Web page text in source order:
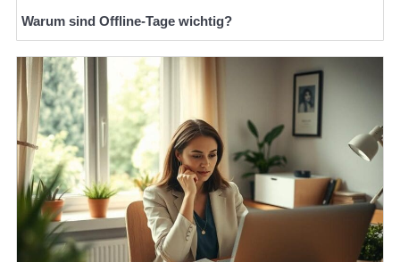
Warum sind Offline-Tage wichtig?